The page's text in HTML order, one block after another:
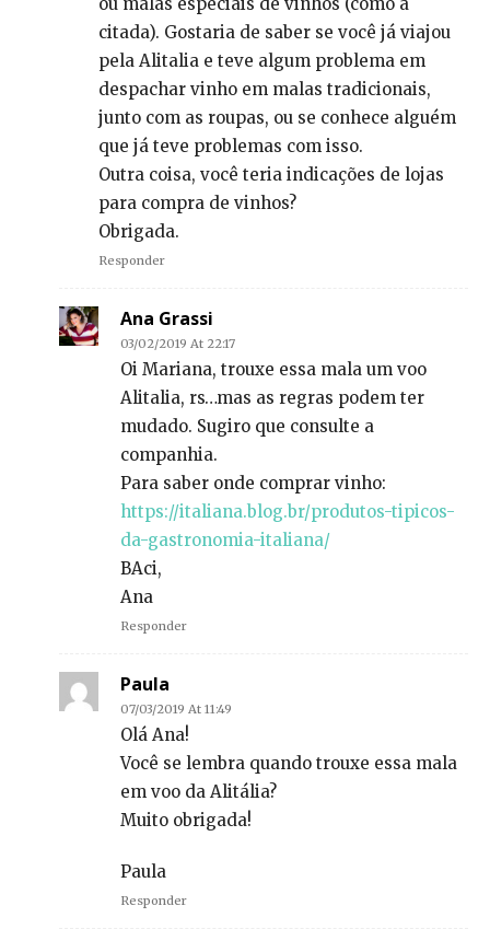
ou malas especiais de vinhos (como a
citada). Gostaria de saber se você já viajou
pela Alitalia e teve algum problema em
despachar vinho em malas tradicionais,
junto com as roupas, ou se conhece alguém
que já teve problemas com isso.
Outra coisa, você teria indicações de lojas
para compra de vinhos?
Obrigada.
Responder
Ana Grassi
03/02/2019 At 22:17
Oi Mariana, trouxe essa mala um voo
Alitalia, rs…mas as regras podem ter
mudado. Sugiro que consulte a
companhia.
Para saber onde comprar vinho:
https://italiana.blog.br/produtos-tipicos-
da-gastronomia-italiana/
BAci,
Ana
Responder
Paula
07/03/2019 At 11:49
Olá Ana!
Você se lembra quando trouxe essa mala
em voo da Alitália?
Muito obrigada!
Paula
Responder